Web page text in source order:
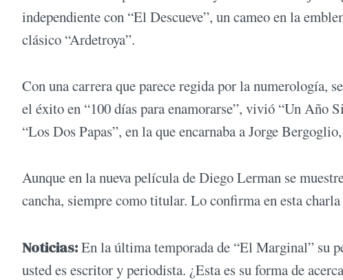
independiente con “El Descueve”, un cameo en la
clásico “Ardetroya”.
Con una carrera que parece regida por la numerología,
el éxito en “100 días para enamorarse”, vivió “Un Año
“Los Dos Papas”, en la que encarnaba a Jorge
Aunque en la nueva película de Diego Lerman se
cancha, siempre como titular. Lo confirma en esta
Noticias:En la última temporada de “El Marginal” su
usted es escritor y periodista. ¿Esta es su forma de